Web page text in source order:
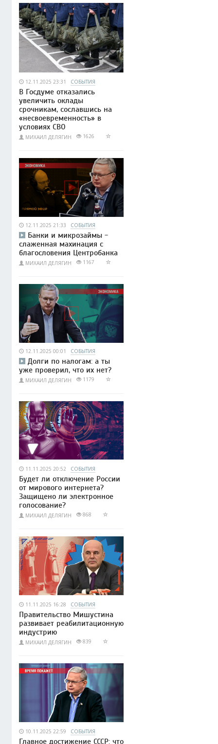
12.11.2025 23:31 СОБЫТИЯ
В Госдуме отказались
увеличить оклады
срочникам, сославшись на
«несвоевременность» в
условиях СВО
МИХАИЛ ДЕЛЯГИН 1626
12.11.2025 21:33 СОБЫТИЯ
Банки и микрозаймы -
слаженная махинация с
благословения Центробанка
МИХАИЛ ДЕЛЯГИН 1167
12.11.2025 00:01 СОБЫТИЯ
Долги по налогам: а ты
уже проверил, что их нет?
МИХАИЛ ДЕЛЯГИН 1179
11.11.2025 20:52 СОБЫТИЯ
Будет ли отключение России
от мирового интернета?
Защищено ли электронное
голосование?
МИХАИЛ ДЕЛЯГИН 868
11.11.2025 16:28 СОБЫТИЯ
Правительство Мишустина
развивает реабилитационную
индустрию
МИХАИЛ ДЕЛЯГИН 839
10.11.2025 22:59 СОБЫТИЯ
Главное достижение СССР: что